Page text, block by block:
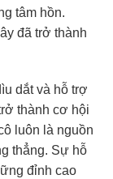
tâm hồn.
đã trở thành
dắt và hỗ trợ
thành cơ hội
luôn là nguồn
thẳng. Sự hỗ
đỉnh cao